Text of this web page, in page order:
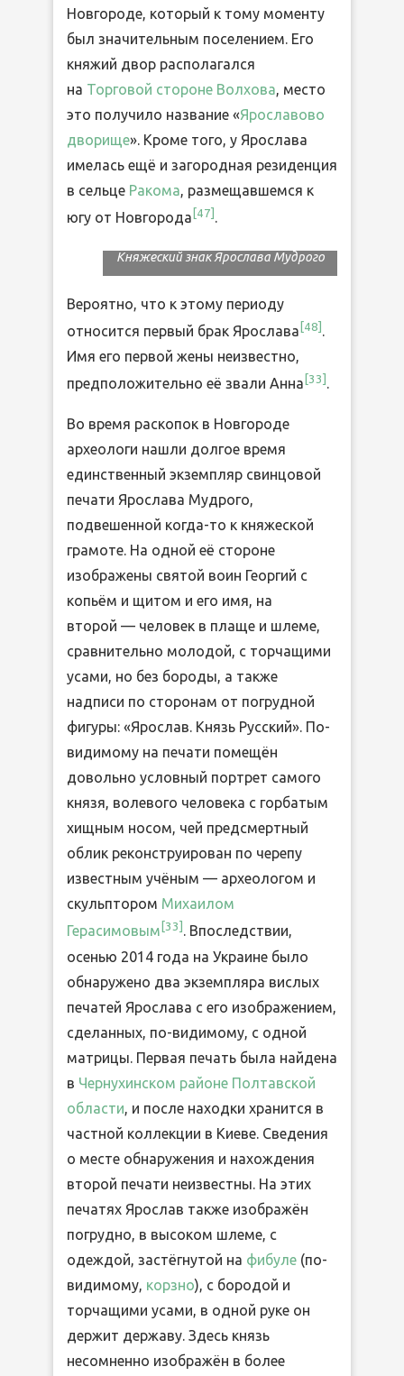
Новгороде, который к тому моменту
был значительным поселением. Его
княжий двор располагался
на Торговой стороне Волхова, место
это получило название «Ярославово
дворище». Кроме того, у Ярослава
имелась ещё и загородная резиденция
в сельце Ракома, размещавшемся к
югу от Новгорода 47 .
Княжеский знак Ярослава Мудрого
Вероятно, что к этому периоду
относится первый брак Ярослава [48] .
Имя его первой жены неизвестно,
предположительно её звали Анна 33 .
Во время раскопок в Новгороде
археологи нашли долгое время
единственный экземпляр свинцовой
печати Ярослава Мудрого,
подвешенной когда-то к княжеской
грамоте. На одной её стороне
изображены святой воин Георгий с
копьём и щитом и его имя, на
второй — человек в плаще и шлеме,
сравнительно молодой, с торчащими
усами, но без бороды, а также
надписи по сторонам от погрудной
фигуры: «Ярослав. Князь Русский». По-
видимому на печати помещён
довольно условный портрет самого
князя, волевого человека с горбатым
хищным носом, чей предсмертный
облик реконструирован по черепу
известным учёным — археологом и
скульптором Михаилом
Герасимовым 33 . Впоследствии,
осенью 2014 года на Украине было
обнаружено два экземпляра вислых
печатей Ярослава с его изображением,
сделанных, по-видимому, с одной
матрицы. Первая печать была найдена
в Чернухинском районе Полтавской
области , и после находки хранится в
частной коллекции в Киеве. Сведения
о месте обнаружения и нахождения
второй печати неизвестны. На этих
печатях Ярослав также изображён
погрудно, в высоком шлеме, с
одеждой, застёгнутой на фибуле (по-
видимому, корзно), с бородой и
торчащими усами, в одной руке он
держит державу. Здесь князь
несомненно изображён в более